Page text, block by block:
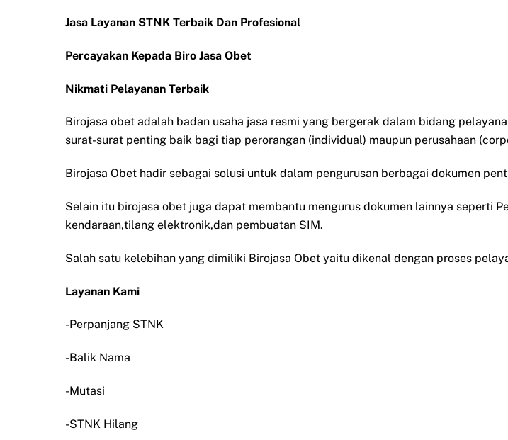
Jasa Layanan STNK Terbaik Dan Profesional
Percayakan Kepada Biro Jasa Obet
Nikmati Pelayanan Terbaik
Birojasa obet adalah badan usaha jasa resmi yang bergerak dalam bidang
surat-surat penting baik bagi tiap perorangan (individual) maupun perusahaan
Birojasa Obet hadir sebagai solusi untuk dalam pengurusan berbagai dokumen
Selain itu birojasa obet juga dapat membantu mengurus dokumen lainnya seperti
kendaraan,tilang elektronik,dan pembuatan SIM.
Salah satu kelebihan yang dimiliki Birojasa Obet yaitu dikenal dengan proses
Layanan Kami
-Perpanjang STNK
-Balik Nama
-Mutasi
-STNK Hilang